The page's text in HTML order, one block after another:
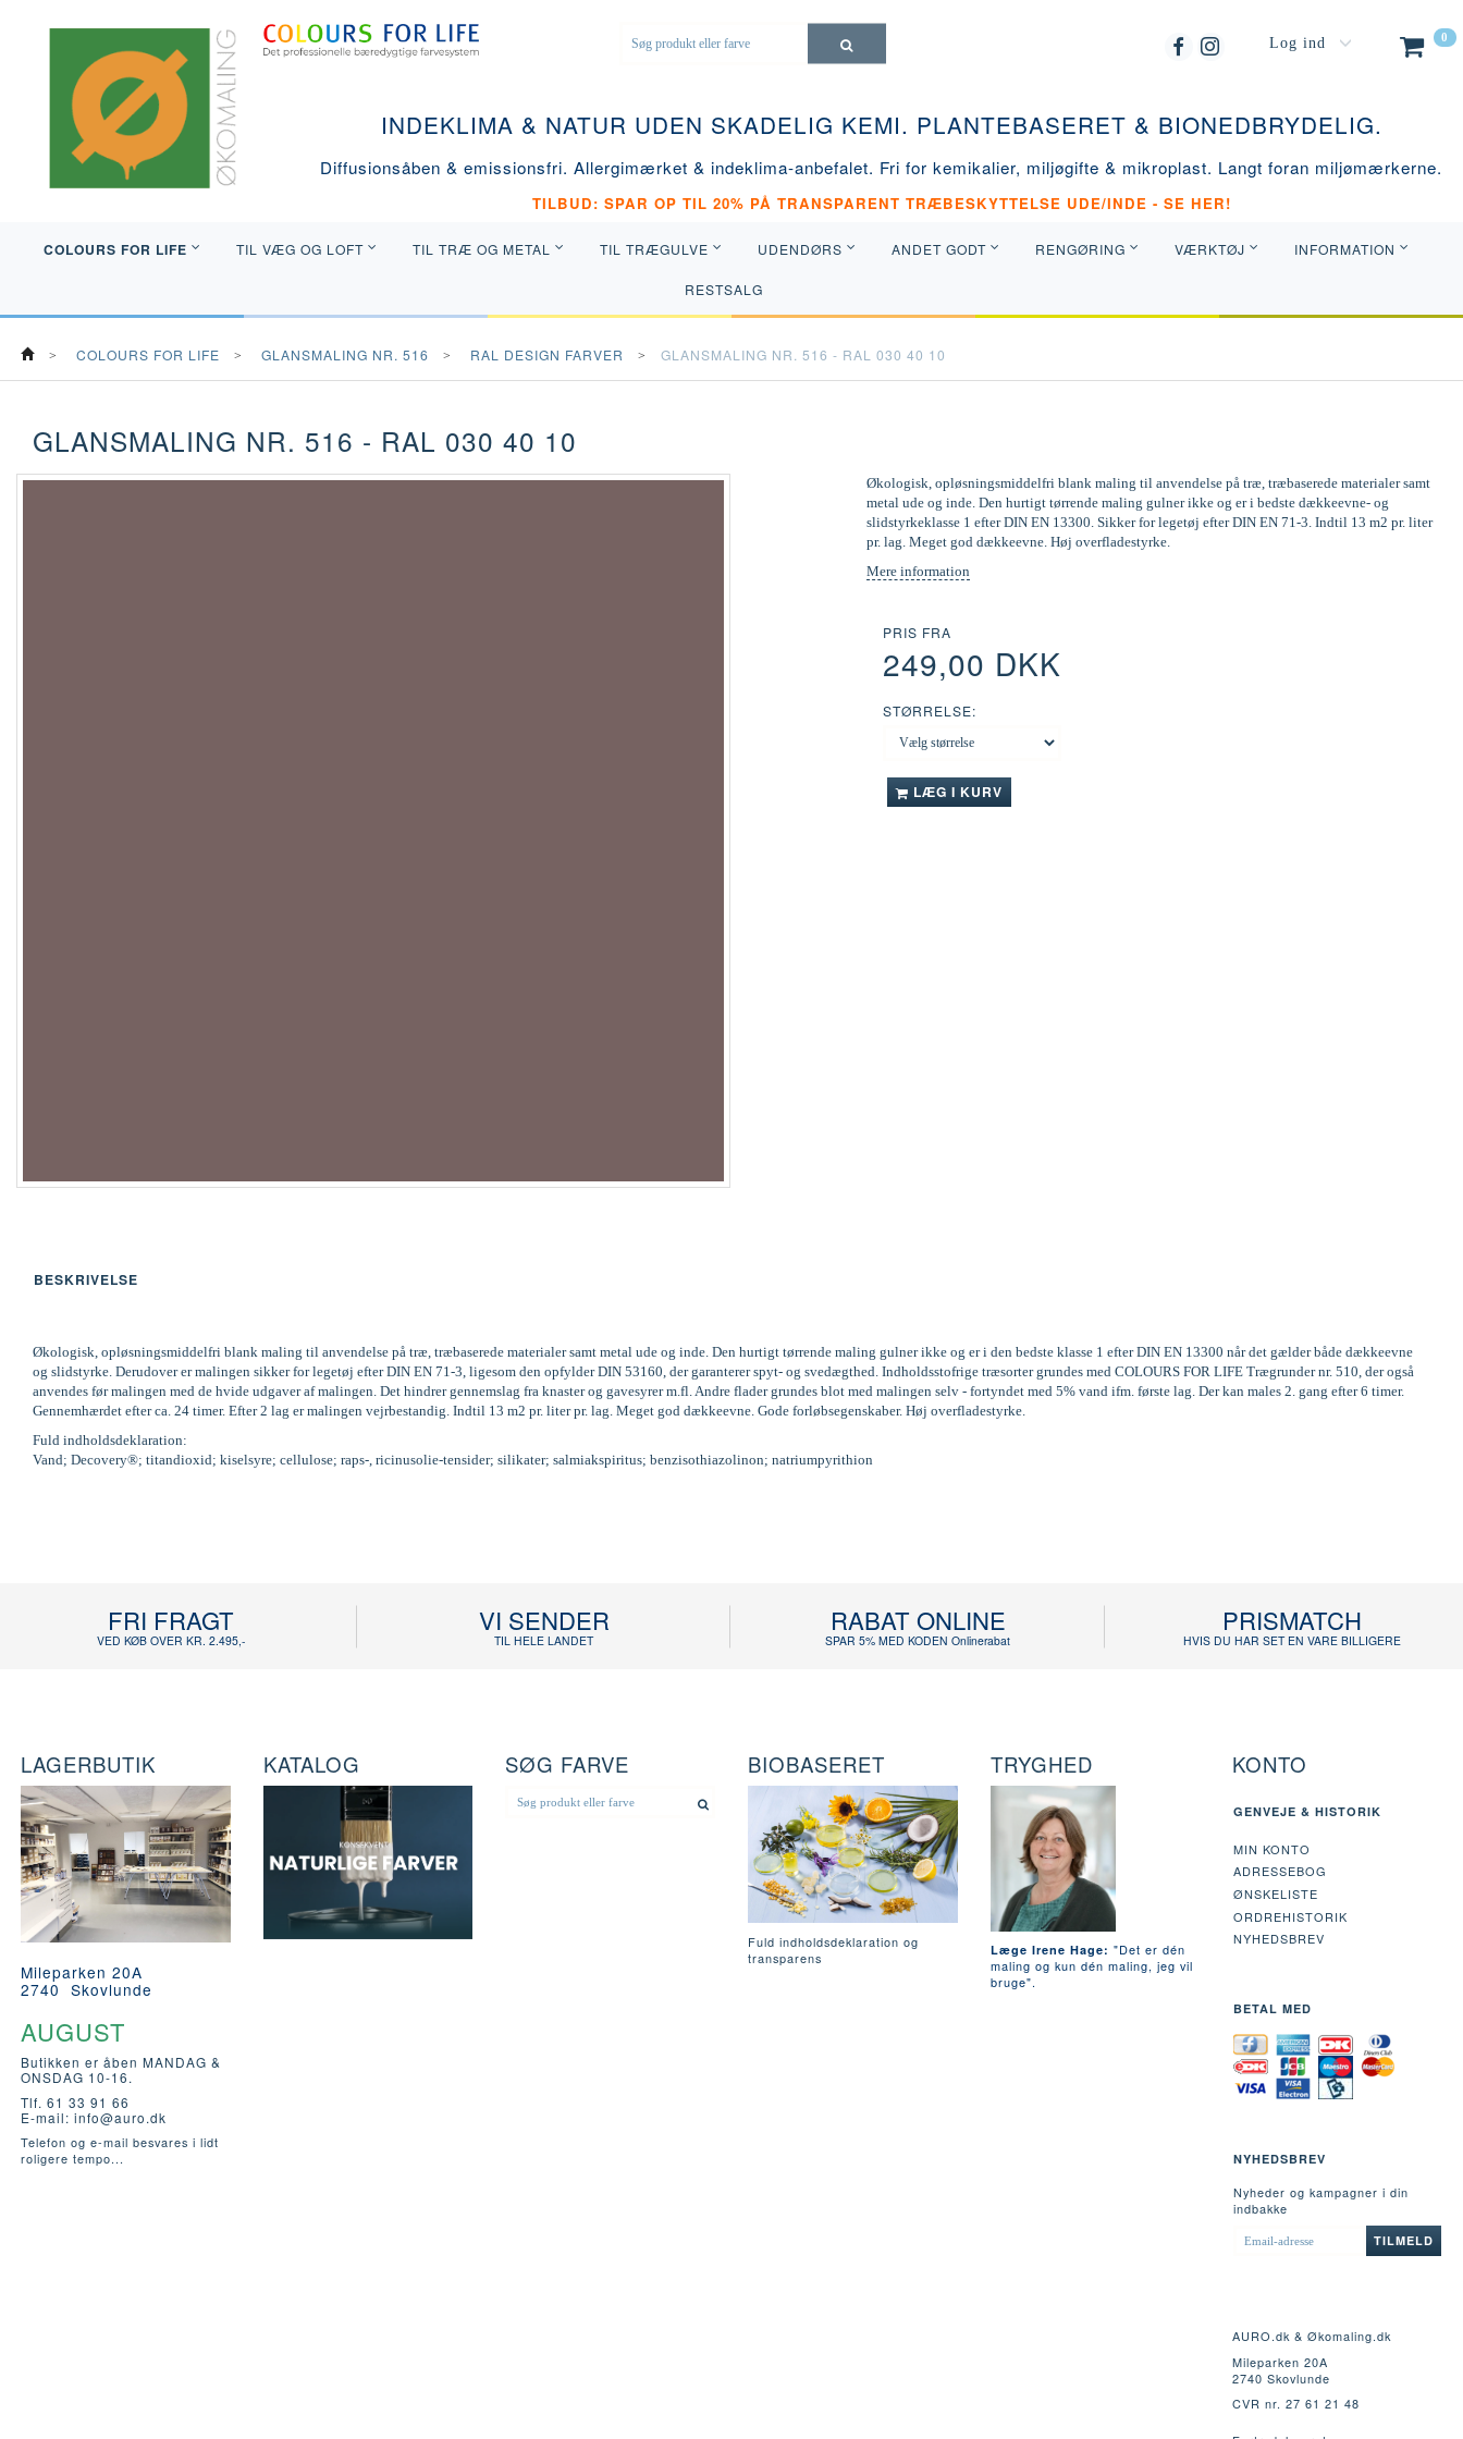
0
Log ind
INDEKLIMA & NATUR UDEN SKADELIG KEMI. PLANTEBASERET & BIONEDBRYDELIG.
Diffusionsåben & emissionsfri. Allergimærket & indeklima-anbefalet. Fri for kemikalier, miljøgifte & mikroplast. Langt foran miljømærkerne.
TILBUD: SPAR OP TIL 20% PÅ TRANSPARENT TRÆBESKYTTELSE UDE/INDE - SE HER!
COLOURS FOR LIFE TIL VÆG OG LOFT TIL TRÆ OG METAL TIL TRÆGULVE UDENDØRS ANDET GODT RENGØRING VÆRKTØJ INFORMATION
RESTSALG
COLOURS FOR LIFE GLANSMALING NR. 516 RAL DESIGN FARVER GLANSMALING NR. 516 - RAL 030 40 10
GLANSMALING NR. 516 - RAL 030 40 10
Økologisk, opløsningsmiddelfri blank maling til anvendelse på træ, træbaserede materialer samt
metal ude og inde. Den hurtigt tørrende maling gulner ikke og er i bedste dækkeevne- og
slidstyrkeklasse 1 efter DIN EN 13300. Sikker for legetøj efter DIN EN 71-3. Indtil 13 m2 pr. liter
pr. lag. Meget god dækkeevne. Høj overfladestyrke.
Mere information
PRIS FRA
249,00 DKK
STØRRELSE:
LÆG I KURV
BESKRIVELSE
Økologisk, opløsningsmiddelfri blank maling til anvendelse på træ, træbaserede materialer samt metal ude og inde. Den hurtigt tørrende maling gulner ikke og er i den bedste klasse 1 efter DIN EN 13300 når det gælder både dækkeevne
og slidstyrke. Derudover er malingen sikker for legetøj efter DIN EN 71-3, ligesom den opfylder DIN 53160, der garanterer spyt- og svedægthed. Indholdsstofrige træsorter grundes med COLOURS FOR LIFE Trægrunder nr. 510, der også
anvendes før malingen med de hvide udgaver af malingen. Det hindrer gennemslag fra knaster og gavesyrer m.fl. Andre flader grundes blot med malingen selv - fortyndet med 5% vand ifm. første lag. Der kan males 2. gang efter 6 timer.
Gennemhærdet efter ca. 24 timer. Efter 2 lag er malingen vejrbestandig. Indtil 13 m2 pr. liter pr. lag. Meget god dækkeevne. Gode forløbsegenskaber. Høj overfladestyrke.
Fuld indholdsdeklaration:
Vand; Decovery®; titandioxid; kiselsyre; cellulose; raps-, ricinusolie-tensider; silikater; salmiakspiritus; benzisothiazolinon; natriumpyrithion
FRI FRAGT
VED KØB OVER KR. 2.495,-
VI SENDER
TIL HELE LANDET
RABAT ONLINE
SPAR 5% MED KODEN Onlinerabat
PRISMATCH
HVIS DU HAR SET EN VARE BILLIGERE
LAGERBUTIK
Mileparken 20A
2740 Skovlunde
AUGUST
Butikken er åben MANDAG &
ONSDAG 10-16.
Tlf. 61 33 91 66
E-mail: info@auro.dk
Telefon og e-mail besvares i lidt
roligere tempo...
KATALOG SØG FARVE BIOBASERET
Fuld indholdsdeklaration og
transparens
TRYGHED
Læge Irene Hage: "Det er dén
maling og kun dén maling, jeg vil
bruge".
KONTO
GENVEJE & HISTORIK
MIN KONTO
ADRESSEBOG
ØNSKELISTE
ORDREHISTORIK
NYHEDSBREV
BETAL MED
NYHEDSBREV
Nyheder og kampagner i din
indbakke
EMAIL-
ADRESSE
TILMELD
AURO.dk & Økomaling.dk
Mileparken 20A
2740 Skovlunde
CVR nr. 27 61 21 48